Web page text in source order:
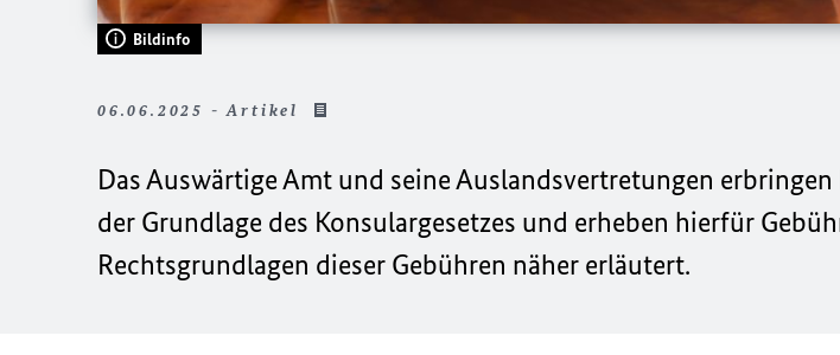
Bildinfo
06.06.2025 - Artikel
Das Auswärtige Amt und seine Auslandsvertretungen
der Grundlage des Konsulargesetzes und erheben hierfür
Rechtsgrundlagen dieser Gebühren näher erläutert.